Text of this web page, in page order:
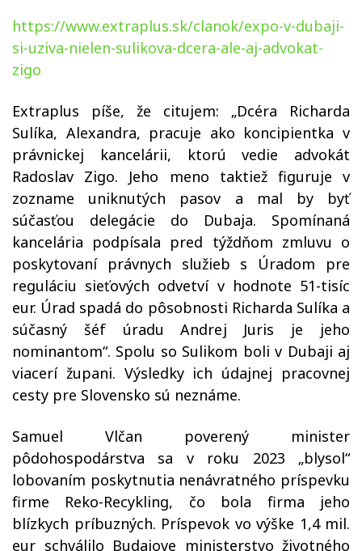
https://www.extraplus.sk/clanok/expo-v-dubaji-
si-uziva-nielen-sulikova-dcera-ale-aj-advokat-
zigo
Extraplus píše, že citujem: „Dcéra Richarda
Sulíka, Alexandra, pracuje ako koncipientka v
právnickej kancelárii, ktorú vedie advokát
Radoslav Zigo. Jeho meno taktiež figuruje v
zozname uniknutých pasov a mal by byť
súčasťou delegácie do Dubaja. Spomínaná
kancelária podpísala pred týždňom zmluvu o
poskytovaní právnych služieb s Úradom pre
reguláciu sieťových odvetví v hodnote 51-tisíc
eur. Úrad spadá do pôsobnosti Richarda Sulíka a
súčasný šéf úradu Andrej Juris je jeho
nominantom“. Spolu so Sulikom boli v Dubaji aj
viacerí župani. Výsledky ich údajnej pracovnej
cesty pre Slovensko sú neznáme.
Samuel Vlčan poverený minister
pôdohospodárstva sa v roku 2023 „blysol“
lobovaním poskytnutia nenávratného príspevku
firme Reko-Recykling, čo bola firma jeho
blízkych príbuzných. Príspevok vo výške 1,4 mil.
eur schválilo Budajove ministerstvo životného